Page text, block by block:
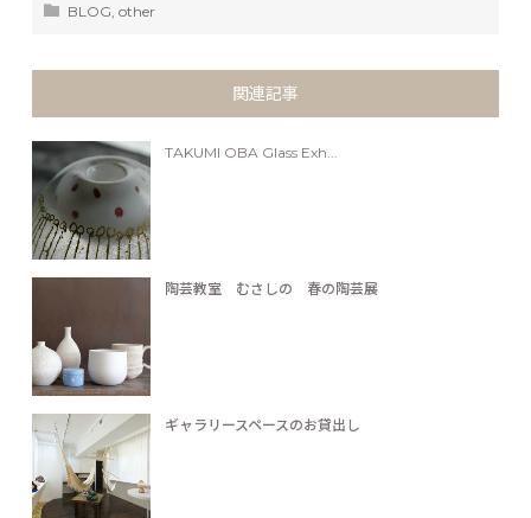
BLOG ,other
関連記事
TAKUMI OBA Glass Exh...
陶芸教室 むさしの 春の陶芸展
ギャラリースペースのお貸出し